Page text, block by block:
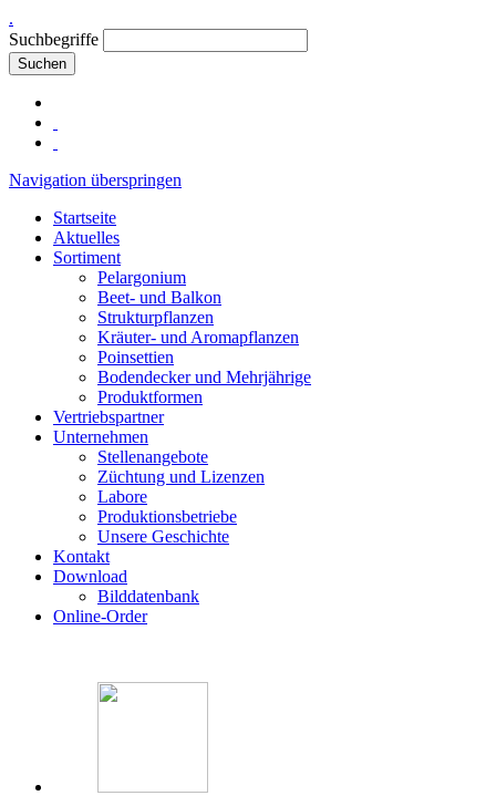
.
Suchbegriffe
Suchen
Navigation überspringen
Startseite
Aktuelles
Sortiment
Pelargonium
Beet- und Balkon
Strukturpflanzen
Kräuter- und Aromapflanzen
Poinsettien
Bodendecker und Mehrjährige
Produktformen
Vertriebspartner
Unternehmen
Stellenangebote
Züchtung und Lizenzen
Labore
Produktionsbetriebe
Unsere Geschichte
Kontakt
Download
Bilddatenbank
Online-Order